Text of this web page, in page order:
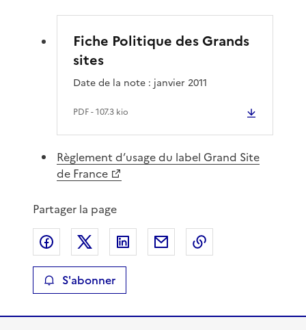
Fiche Politique des Grands
sites
PDF- 107.3 kio
Date de la note : janvier 2011
Règlement d’usage du label Grand Site
de France
Partager la page
Partager sur Facebook
Partager sur XPartager sur LinkedIn
Partager par email
S'abonner